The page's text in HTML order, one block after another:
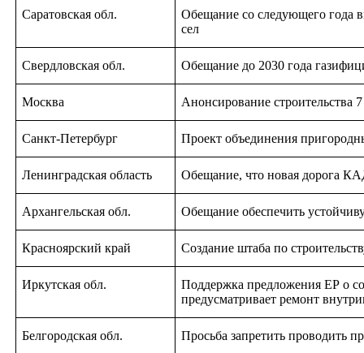
Саратовская обл.
Обещание со следующего года
сел
Свердловская обл. Обещание до 2030 года
Москва Анонсирование строительства
Санкт-Петербург Проект объединения
Ленинградская область Обещание, что новая дорога
Архангельская обл. Обещание обеспечить
Красноярский край Создание штаба по
Иркутская обл.
Поддержка предложения ЕР о
предусматривает ремонт
Белгородская обл. Просьба запретить проводить